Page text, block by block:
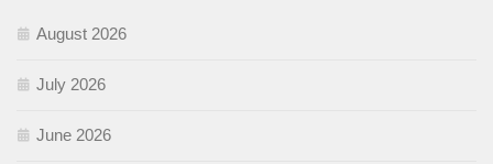
August 2026
July 2026
June 2026